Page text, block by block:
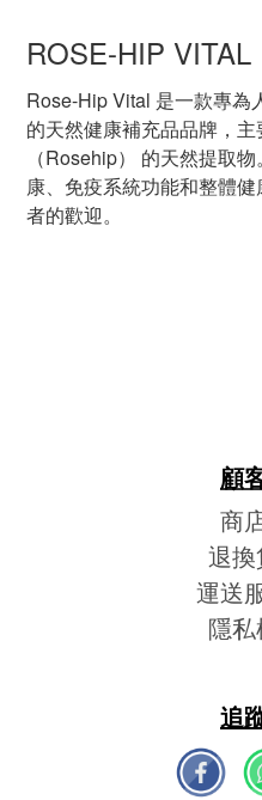
ROSE-HIP VITAL
Rose-Hip Vital 是一款專為
的天然健康補充品品牌，
（Rosehip） 的天然提取
康、免疫系統功能和整體
者的歡迎。
顧
商
退
運送
隱
追